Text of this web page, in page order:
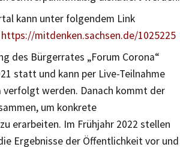
kann unter folgendem Link
https://mitdenken.sachsen.de/1025225
des Bürgerrates „Forum Corona“
statt und kann per Live-Teilnahme
verfolgt werden. Danach kommt der
um konkrete
erarbeiten. Im Frühjahr 2022 stellen
Ergebnisse der Öffentlichkeit vor und